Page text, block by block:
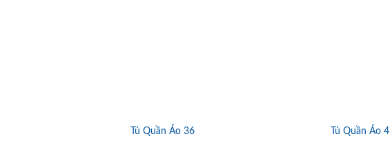
Tủ Quần Áo 36 Tủ Quần Áo 4